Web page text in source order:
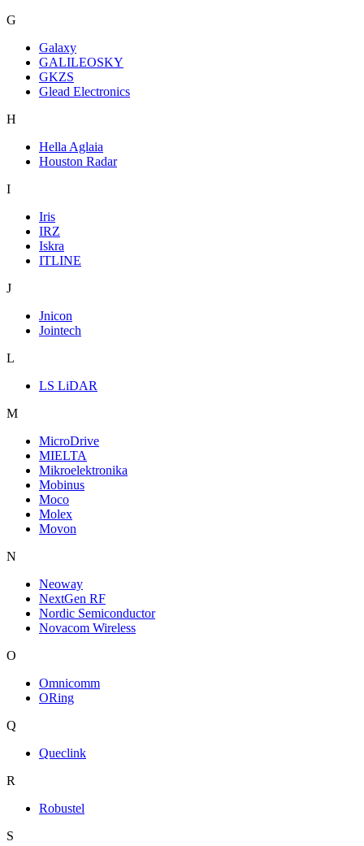
G
Galaxy
GALILEOSKY
GKZS
Glead Electronics
H
Hella Aglaia
Houston Radar
I
Iris
IRZ
Iskra
ITLINE
J
Jnicon
Jointech
L
LS LiDAR
M
MicroDrive
MIELTA
Mikroelektronika
Mobinus
Moco
Molex
Movon
N
Neoway
NextGen RF
Nordic Semiconductor
Novacom Wireless
O
Omnicomm
ORing
Q
Queclink
R
Robustel
S